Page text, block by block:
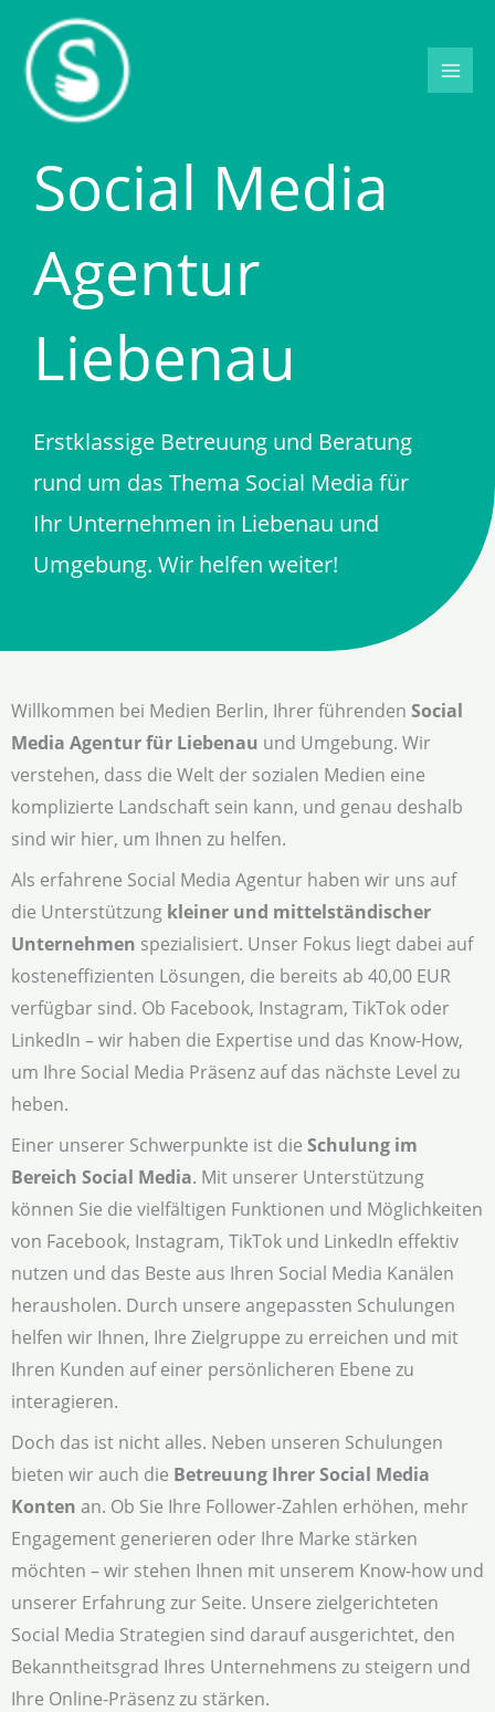
Inhalt
springen
Social Media
Agentur
Liebenau
Erstklassige Betreuung und Beratung
rund um das Thema Social Media für
Ihr Unternehmen in Liebenau und
Umgebung. Wir helfen weiter!
Willkommen bei Medien Berlin, Ihrer führenden Social
Media Agentur für Liebenau und Umgebung. Wir
verstehen, dass die Welt der sozialen Medien eine
komplizierte Landschaft sein kann, und genau deshalb
sind wir hier, um Ihnen zu helfen.
Als erfahrene Social Media Agentur haben wir uns auf
die Unterstützung kleiner und mittelständischer
Unternehmen spezialisiert. Unser Fokus liegt dabei auf
kosteneffizienten Lösungen, die bereits ab 40,00 EUR
verfügbar sind. Ob Facebook, Instagram, TikTok oder
LinkedIn – wir haben die Expertise und das Know-How,
um Ihre Social Media Präsenz auf das nächste Level zu
heben.
Einer unserer Schwerpunkte ist die Schulung im
Bereich Social Media. Mit unserer Unterstützung
können Sie die vielfältigen Funktionen und Möglichkeiten
von Facebook, Instagram, TikTok und LinkedIn effektiv
nutzen und das Beste aus Ihren Social Media Kanälen
herausholen. Durch unsere angepassten Schulungen
helfen wir Ihnen, Ihre Zielgruppe zu erreichen und mit
Ihren Kunden auf einer persönlicheren Ebene zu
interagieren.
Doch das ist nicht alles. Neben unseren Schulungen
bieten wir auch die Betreuung Ihrer Social Media
Konten an. Ob Sie Ihre Follower-Zahlen erhöhen, mehr
Engagement generieren oder Ihre Marke stärken
möchten – wir stehen Ihnen mit unserem Know-how und
unserer Erfahrung zur Seite. Unsere zielgerichteten
Social Media Strategien sind darauf ausgerichtet, den
Bekanntheitsgrad Ihres Unternehmens zu steigern und
Ihre Online-Präsenz zu stärken.